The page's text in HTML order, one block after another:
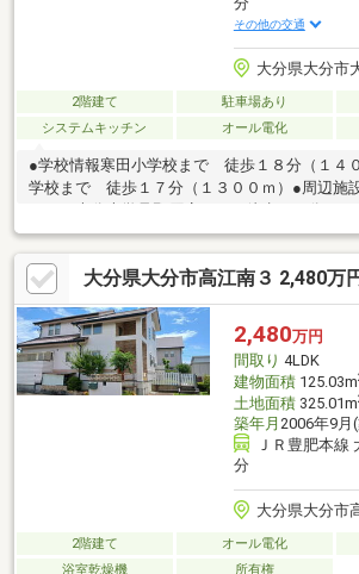
その他の交通
大分県大分市
2階建て 駐車場あり
システムキッチン
オール電化
●学校情報寒田小学校まで 徒歩１８分（１４
学校まで 徒歩１７分（１３００ｍ）●周辺施
ンコープ生協おおいた寒田店まで 徒歩８分（
行政庁の指定する角地にあるため、１０％増
す。●ハザードマップ情報本物件はハザードマ
定区域には指定されていませんが、指定され
ても浸水が発生する場合があります。＼土日
メール登録で優先的に新着物件配信可能です
ＴＥＬ：０９７－５３３－２０２２
大分県大分市高江南３ 2,480万
2,480万円
間取り 4LDK
建物面積125.03m
土地面積325.01m
築年月 2006年9月
ＪＲ豊肥本線
分
大分県大分市
2階建て オール電化
浴室乾燥機
所有権